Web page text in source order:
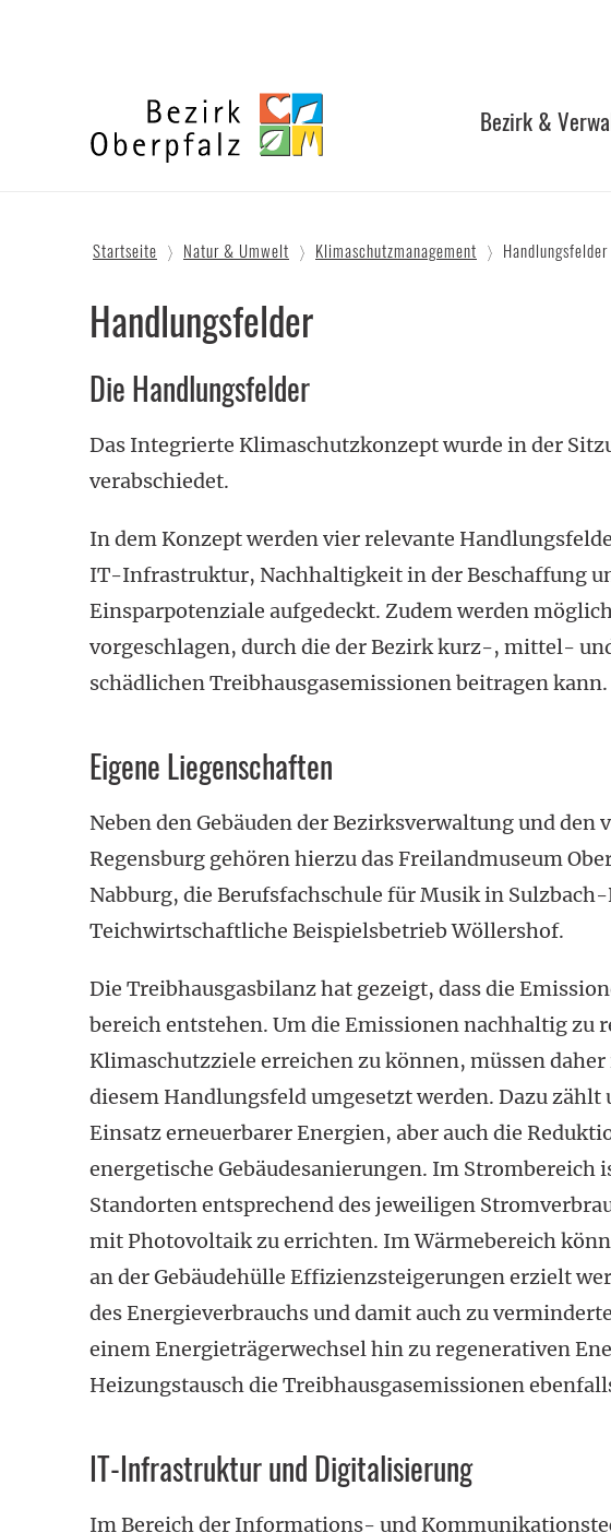
Bezirk
Oberpfalz
Bezirk &
Startseite Natur & Umwelt Klimaschutzmanagement Handlungsfelder
Handlungsfelder
Die Handlungsfelder
Das Integrierte Klimaschutzkonzept wurde in der
verabschiedet.
In dem Konzept werden vier relevante
IT-Infrastruktur, Nachhaltigkeit in der Beschaffung
Einsparpotenziale aufgedeckt. Zudem werden
vorgeschlagen, durch die der Bezirk kurz-, mittel-
schädlichen Treibhaus­gasemissionen beitragen kann.
Eigene Liegenschaften
Neben den Gebäuden der Bezirksverwaltung und
Regensburg gehören hierzu das Freilandmuseum
Nabburg, die Berufsfachschule für Musik in
Teichwirtschaftliche Beispielsbetrieb Wöllershof.
Die Treibhausgasbilanz hat gezeigt, dass die
bereich entstehen. Um die Emissionen nachhaltig zu
Klimaschutzziele erreichen zu können, müssen
diesem Handlungsfeld umgesetzt werden. Dazu
Einsatz erneuerbarer Energien, aber auch die
energetische Gebäudesanierungen. Im Strombereich
Standorten entsprechend des jeweiligen
mit Photovoltaik zu errichten. Im Wärme­bereich
an der Gebäudehülle Effizienzsteigerungen erzielt
des Energieverbrauchs und damit auch zu
einem Energieträgerwechsel hin zu regenerativen
Heizungstausch die Treibhausgasemissionen
IT-Infrastruktur und Digitalisierung
Im Bereich der Informations- und